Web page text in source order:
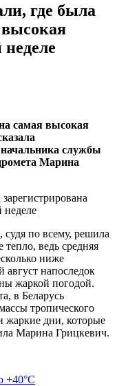
где была
высокая
самая высокая
службы
Марина
по всему, решила
ведь средняя
ниже
напоследок
жаркой погодой.
в Беларусь
тропического
жаркие дни, которые
Марина Грицкевич.
+40°C